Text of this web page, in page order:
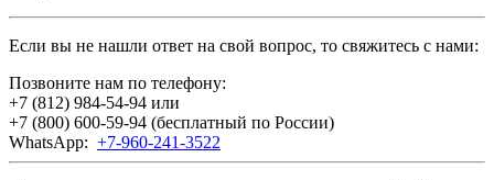
Если вы не нашли ответ на свой вопрос, то свяжитесь с нами:
Позвоните нам по телефону:
+7 (812) 984-54-94 или
+7 (800) 600-59-94 (бесплатный по России)
WhatsApp: +7-960-241-3522